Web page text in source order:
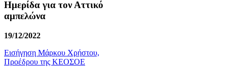
Ημερίδα για τον Αττικό
αμπελώνα
19/12/2022
Εισήγηση Μάρκου Χρήστου,
Προέδρου της ΚΕΟΣΟΕ